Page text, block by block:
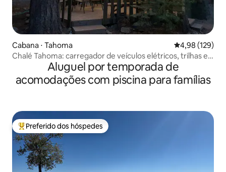
Cabana ⋅ Tahoma 4,98 de uma
4,98 (129)
Chalé Tahoma: carregador de veículos elétricos, trilhas e
acesso ao lagoAluguel por temporada de
acomodações com piscina para famílias
Entre os melhores preferidos dos hóspedes
Preferido dos hóspedes